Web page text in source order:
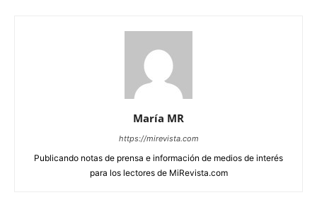
María MR
https://mirevista.com
Publicando notas de prensa e información de medios de interés
para los lectores de MiRevista.com